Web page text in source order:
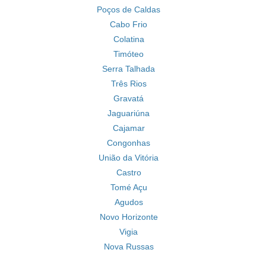
Poços de Caldas
Cabo Frio
Colatina
Timóteo
Serra Talhada
Três Rios
Gravatá
Jaguariúna
Cajamar
Congonhas
União da Vitória
Castro
Tomé Açu
Agudos
Novo Horizonte
Vigia
Nova Russas